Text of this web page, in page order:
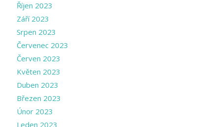
Říjen 2023
Září 2023
Srpen 2023
Červenec 2023
Červen 2023
Květen 2023
Duben 2023
Březen 2023
Únor 2023
Leden 2023